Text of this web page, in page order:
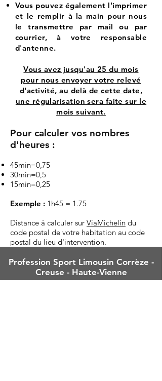
Vous pouvez également l'imprimer
et le remplir à la main pour nous
le transmettre par mail ou par
courrier, à votre responsable
d'antenne.
Vous avez jusqu'au 25 du mois
pour nous envoyer votre relevé
d'activité, au delà de cette date,
une régularisation sera faite sur le
mois suivant.
Pour calculer vos nombres
d'heures :
45min=0,75
30min=0,5
15min=0,25
Exemple : 1h45 = 1.75
Distance à calculer sur ViaMichelin du
code postal de votre habitation au code
postal du lieu d'intervention.
Profession Sport Limousin Corrèze -
Creuse - Haute-Vienne